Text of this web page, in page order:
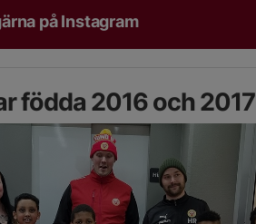
på Instagram
födda 2016 och 2017